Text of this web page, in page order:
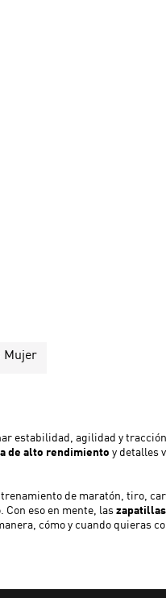
Mujer
estabilidad, agilidad y
de alto rendimiento y detalles
de maratón, tiro,
Con eso en mente, las
cómo y cuando quieras